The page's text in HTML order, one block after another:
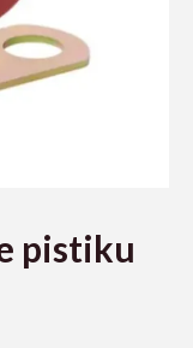
pistiku